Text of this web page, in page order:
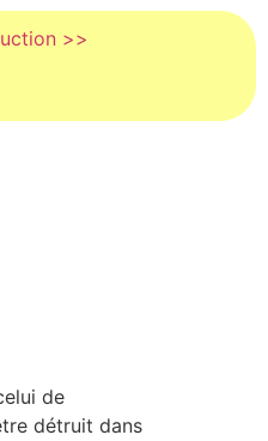
>>
de
détruit dans